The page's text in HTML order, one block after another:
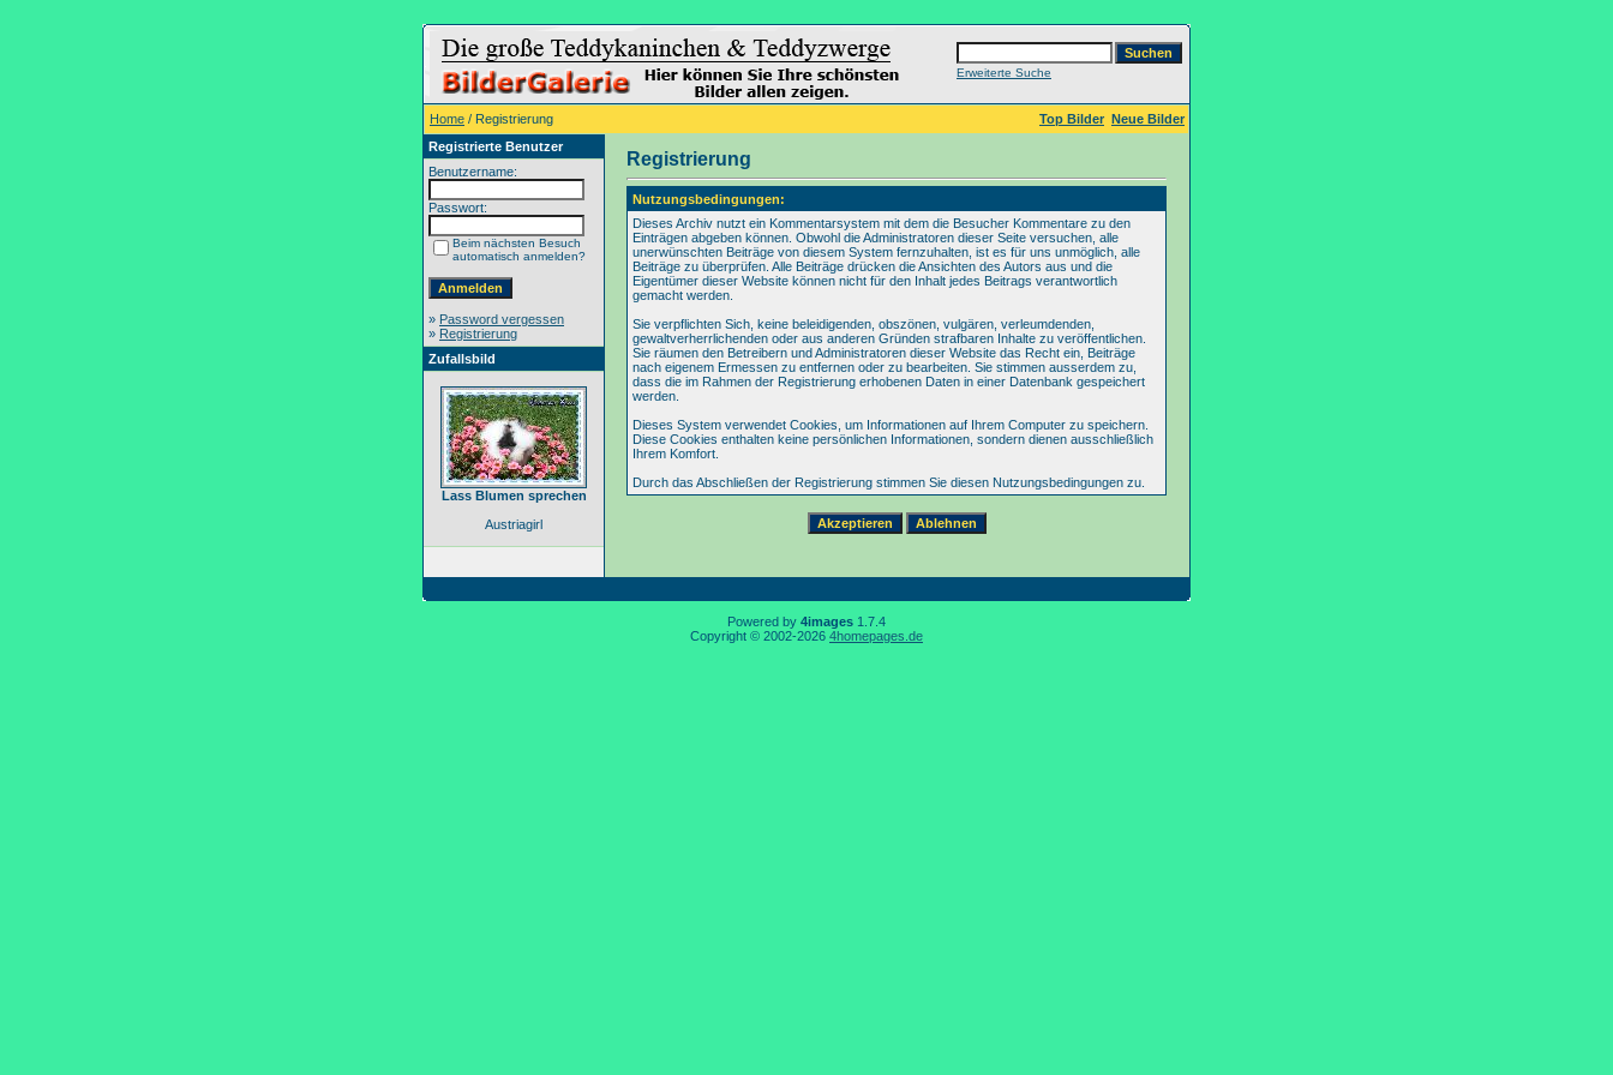
Erweiterte Suche
Home / Registrierung Top Bilder Neue Bilder
Registrierte Benutzer
Benutzername:
Passwort:
Beim nächsten Besuch
automatisch anmelden?
» Password vergessen
» Registrierung
Zufallsbild
Lass Blumen sprechen
Austriagirl
Registrierung
Nutzungsbedingungen:
Dieses Archiv nutzt ein Kommentarsystem mit dem die Besucher Kommentare zu den
Einträgen abgeben können. Obwohl die Administratoren dieser Seite versuchen, alle
unerwünschten Beiträge von diesem System fernzuhalten, ist es für uns unmöglich, alle
Beiträge zu überprüfen. Alle Beiträge drücken die Ansichten des Autors aus und die
Eigentümer dieser Website können nicht für den Inhalt jedes Beitrags verantwortlich
gemacht werden.
Sie verpflichten Sich, keine beleidigenden, obszönen, vulgären, verleumdenden,
gewaltverherrlichenden oder aus anderen Gründen strafbaren Inhalte zu veröffentlichen.
Sie räumen den Betreibern und Administratoren dieser Website das Recht ein, Beiträge
nach eigenem Ermessen zu entfernen oder zu bearbeiten. Sie stimmen ausserdem zu,
dass die im Rahmen der Registrierung erhobenen Daten in einer Datenbank gespeichert
werden.
Dieses System verwendet Cookies, um Informationen auf Ihrem Computer zu speichern.
Diese Cookies enthalten keine persönlichen Informationen, sondern dienen ausschließlich
Ihrem Komfort.
Durch das Abschließen der Registrierung stimmen Sie diesen Nutzungsbedingungen zu.
Powered by 4images 1.7.4
Copyright © 2002-2026 4homepages.de